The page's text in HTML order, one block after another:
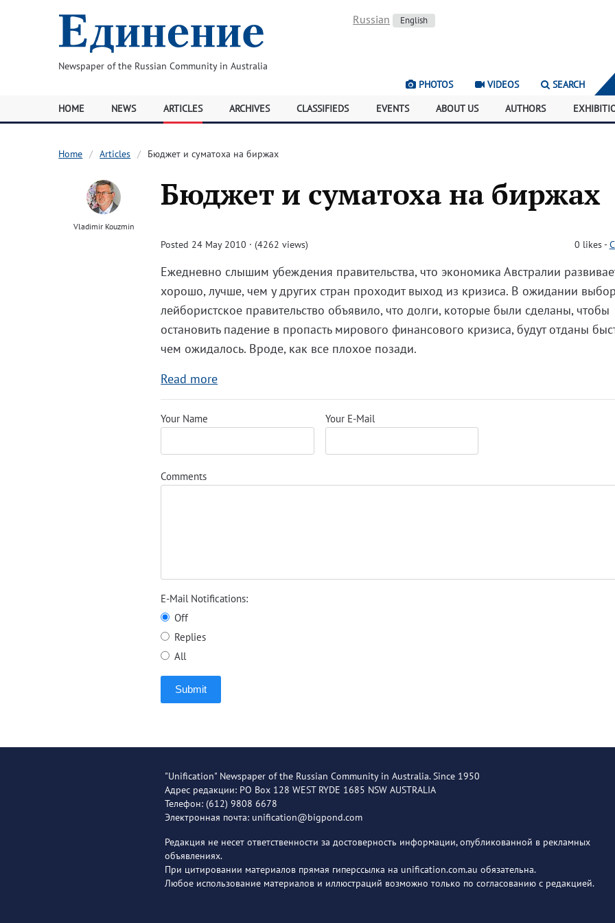
Newspaper of the Russian Community in Australia
Russian English
PHOTOS VIDEOS SEARCH
HOME NEWS ARTICLES ARCHIVES CLASSIFIEDS EVENTS ABOUT US AUTHORS
Home Articles Бюджет и суматоха на биржах
Vladimir Kouzmin
Бюджет и суматоха на биржах
Posted 24 May 2010 · (4262 views) 0 likes-
Ежедневно слышим убеждения правительства, что экономика Австралии
хорошо, лучше, чем у других стран проходит выход из кризиса. В ожидании
лейбористское правительство объявило, что долги, которые были сделаны, чтобы
остановить падение в пропасть мирового финансового кризиса, будут отданы
чем ожидалось. Вроде, как все плохое позади.
Read more
Your Name Your E-Mail
Comments
E-Mail Notifications:
Off
Replies
All
Submit
"Unification" Newspaper of the Russian Community in Australia. Since 1950
Адрес редакции: PO Box 128 WEST RYDE 1685 NSW AUSTRALIA
Телефон: (612) 9808 6678
Электронная почта: unification@bigpond.com
Редакция не несет ответственности за достоверность информации, опубликованной в рекламных
объявлениях.
При цитировании материалов прямая гиперссылка на unification.com.au обязательна.
Любое использование материалов и иллюстраций возможно только по согласованию с редакцией.